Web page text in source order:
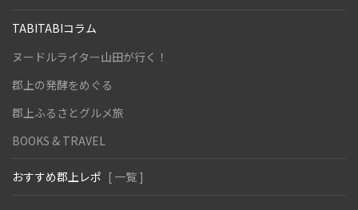
TABITABIコラム
ヌードルライター山田が行く！
郡上の発酵をめぐる
郡上ふるさとグルメ旅
BOOKS & TRAVEL
おすすめ郡上レポ [ 一覧 ]